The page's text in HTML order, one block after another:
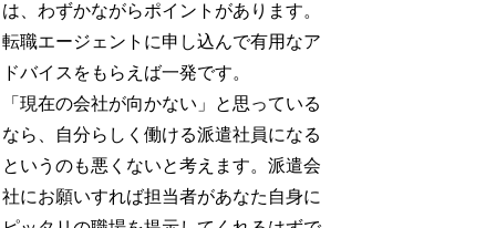
は、わずかながらポイントがあります。
転職エージェントに申し込んで有用なア
ドバイスをもらえば一発です。
「現在の会社が向かない」と思っている
なら、自分らしく働ける派遣社員になる
というのも悪くないと考えます。派遣会
社にお願いすれば担当者があなた自身に